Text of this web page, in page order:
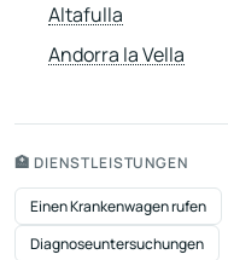
Altafulla
Andorra la Vella
🏥 DIENSTLEISTUNGEN
Einen Krankenwagen rufen
Diagnoseuntersuchungen